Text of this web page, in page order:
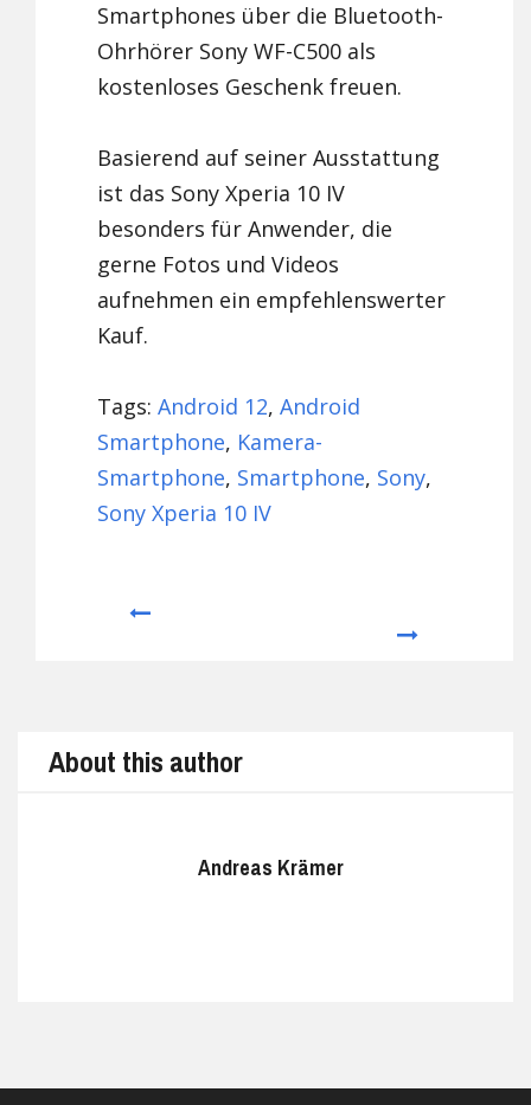
Smartphones über die Bluetooth-
Ohrhörer Sony WF-C500 als
kostenloses Geschenk freuen.
Basierend auf seiner Ausstattung
ist das Sony Xperia 10 IV
besonders für Anwender, die
gerne Fotos und Videos
aufnehmen ein empfehlenswerter
Kauf.
Tags:Android 12,Android
Smartphone, Kamera-
Smartphone, Smartphone, Sony,
Sony Xperia 10 IV
About this author
Andreas Krämer